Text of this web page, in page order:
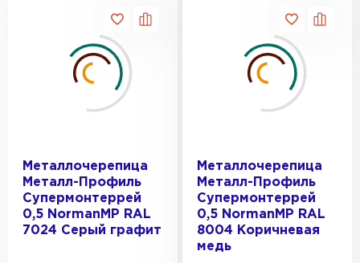
Металлочерепица
Металл-Профиль
Супермонтеррей
0,5 NormanMP RAL
7024 Серый графит
Металлочерепица
Металл-Профиль
Супермонтеррей
0,5 NormanMP RAL
8004 Коричневая
медь